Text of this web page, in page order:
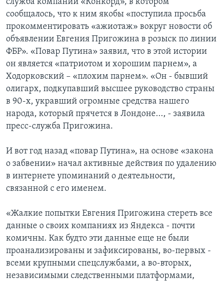
служба компании «Конкорд», в котором
сообщалось, что к ним якобы «поступила просьба
прокомментировать «ажиотаж» вокруг новости об
объявлении Евгения Пригожина в розыск по линии
ФБР». «Повар Путина» заявил, что в этой истории
он является «патриотом и хорошим парнем», а
Ходорковский – «плохим парнем». «Он - бывший
олигарх, подкупавший высшее руководство страны
в 90-х, укравший огромные средства нашего
народа, который прячется в Лондоне..., - заявила
пресс-служба Пригожина.
И вот год назад «повар Путина», на основе «закона
о забвении» начал активные действия по удалению
в интернете упоминаний о деятельности,
связанной с его именем.
«Жалкие попытки Евгения Пригожина стереть все
данные о своих компаниях из Яндекса - почти
комичны. Как будто эти данные еще не были
проанализированы и зафиксированы, во-первых -
всеми крупными спецслужбами, а во-вторых,
независимыми следственными платформами,